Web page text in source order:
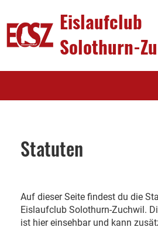
Eislaufclub
Solothurn-
Statuten
Auf dieser Seite findest du die
Eislaufclub Solothurn-Zuchwil.
ist hier einsehbar und kann